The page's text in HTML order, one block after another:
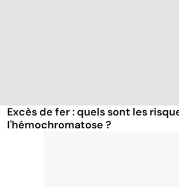
Excès de fer : quels sont les
l'hémochromatose ?